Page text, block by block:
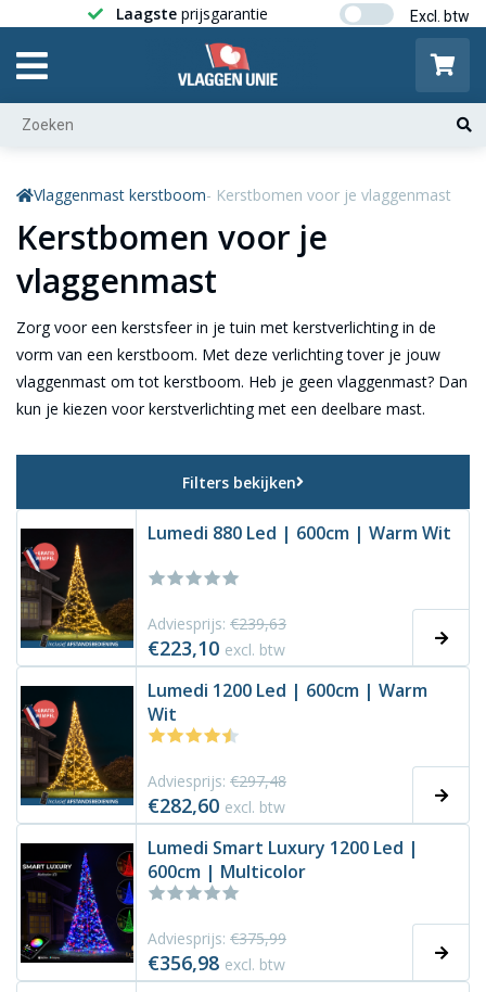
Laagste prijsgarantie Gratis
Vlaggenmast kerstboom- Kerstbomen voor je vlaggenmast
Kerstbomen voor je
vlaggenmast
Zorg voor een kerstsfeer in je tuin met kerstverlichting in de
vorm van een kerstboom. Met deze verlichting tover je jouw
vlaggenmast om tot kerstboom. Heb je geen vlaggenmast? Dan
kun je kiezen voor kerstverlichting met een deelbare mast.
Filters bekijken
Lumedi 880 Led | 600cm | Warm Wit
Adviesprijs: €239,63
€223,10 excl. btw
Lumedi 1200 Led | 600cm | Warm
Wit
Adviesprijs: €297,48
€282,60 excl. btw
Lumedi Smart Luxury 1200 Led |
600cm | Multicolor
Adviesprijs: €375,99
€356,98 excl. btw